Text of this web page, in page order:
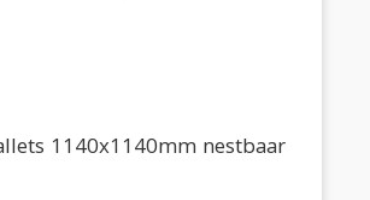
1140x1140mm nestbaar